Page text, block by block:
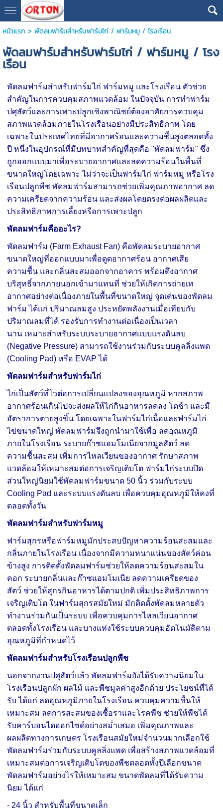
หน้าแรก > พัดลมฟาร์มสำหรับฟาร์มไก่ / ฟาร์มหมู / โรงเรือน
พัดลมฟาร์มสำหรับฟาร์มไก่ / ฟาร์มหมู / โรง
เรือน
พัดลมฟาร์มสำหรับฟาร์มไก่ ฟาร์มหมู และโรงเรือน ตัวช่วย
สำคัญในการควบคุมสภาพแวดล้อมในปัจจุบัน การทำฟาร์ม
ปศุสัตว์และการเพาะปลูกเชิงพาณิชย์ต้องอาศัยการควบคุม
สภาพแวดล้อมภายในโรงเรือนอย่างมีประสิทธิภาพ โดย
เฉพาะในประเทศไทยที่มีอากาศร้อนและความชื้นสูงตลอดทั้ง
ปี หนึ่งในอุปกรณ์ที่มีบทบาทสำคัญที่สุดคือ "พัดลมฟาร์ม" ซึ่ง
ถูกออกแบบมาเพื่อระบายอากาศและลดความร้อนในพื้นที่
ขนาดใหญ่โดยเฉพาะไม่ว่าจะเป็นฟาร์มไก่ ฟาร์มหมู หรือโรง
เรือนปลูกพืช พัดลมฟาร์มสามารถช่วยเพิ่มคุณภาพอากาศ ลด
ความเครียดจากความร้อน และส่งผลโดยตรงต่อผลผลิตและ
ประสิทธิภาพการเลี้ยงหรือการเพาะปลูก
พัดลมฟาร์มคืออะไร?
พัดลมฟาร์ม (Farm Exhaust Fan) คือพัดลมระบายอากาศ
ขนาดใหญ่ที่ออกแบบมาเพื่อดูดอากาศร้อน อากาศเสีย
ความชื้น และกลิ่นสะสมออกจากอาคาร พร้อมดึงอากาศ
บริสุทธิ์จากภายนอกเข้ามาแทนที่ ช่วยให้เกิดการถ่ายเท
อากาศอย่างต่อเนื่องภายในพื้นที่ขนาดใหญ่ จุดเด่นของพัดลม
ฟาร์ม ได้แก่ปริมาณลมสูงประหยัดพลังงานเมื่อเทียบกับ
ปริมาณลมที่ได้ รองรับการทำงานต่อเนื่องเป็นเวลา
นาน เหมาะสำหรับระบบระบายอากาศแบบแรงดันลบ
(Negative Pressure) สามารถใช้งานร่วมกับระบบคูลลิ่งแพด
(Cooling Pad) หรือ EVAP ได้
พัดลมฟาร์มสำหรับฟาร์มไก่
ไก่เป็นสัตว์ที่ไวต่อการเปลี่ยนแปลงของอุณหภูมิ หากสภาพ
อากาศร้อนเกินไปจะส่งผลให้ไก่กินอาหารลดลง โตช้า และมี
อัตราการตายสูงขึ้น โดยเฉพาะในฟาร์มไก่เนื้อและฟาร์มไก่
ไข่ขนาดใหญ่พัดลมฟาร์มจึงถูกนำมาใช้เพื่อ ลดอุณหภูมิ
ภายในโรงเรือน ระบายก๊าซแอมโมเนียจากมูลสัตว์ ลด
ความชื้นสะสม เพิ่มการไหลเวียนของอากาศ รักษาสภาพ
แวดล้อมให้เหมาะสมต่อการเจริญเติบโต ฟาร์มไก่ระบบปิด
ส่วนใหญ่นิยมใช้พัดลมฟาร์มขนาด 50 นิ้ว ร่วมกับระบบ
Cooling Pad และระบบแรงดันลบ เพื่อควบคุมอุณหภูมิให้คงที่
ตลอดทั้งวัน
พัดลมฟาร์มสำหรับฟาร์มหมู
ฟาร์มสุกรหรือฟาร์มหมูมักประสบปัญหาความร้อนสะสมและ
กลิ่นภายในโรงเรือน เนื่องจากมีความหนาแน่นของสัตว์ค่อน
ข้างสูง การติดตั้งพัดลมฟาร์มช่วยให้ลดความร้อนสะสมใน
คอก ระบายกลิ่นและก๊าซแอมโมเนีย ลดความเครียดของ
สัตว์ ช่วยให้สุกรกินอาหารได้ตามปกติ เพิ่มประสิทธิภาพการ
เจริญเติบโตในฟาร์มสุกรสมัยใหม่ มักติดตั้งพัดลมหลายตัว
ทำงานร่วมกันเป็นระบบ เพื่อควบคุมการไหลเวียนอากาศ
ตลอดทั้งโรงเรือน และบางแห่งใช้ระบบควบคุมอัตโนมัติตาม
อุณหภูมิที่กำหนดไว้
พัดลมฟาร์มสำหรับโรงเรือนปลูกพืช
นอกจากงานปศุสัตว์แล้ว พัดลมฟาร์มยังได้รับความนิยมใน
โรงเรือนปลูกผัก ผลไม้ และพืชมูลค่าสูงอีกด้วยประโยชน์ที่ได้
รับ ได้แก่ ลดอุณหภูมิภายในโรงเรือน ควบคุมความชื้นให้
เหมาะสม ลดการสะสมของเชื้อราและโรคพืช ช่วยให้พืชได้
รับคาร์บอนไดออกไซด์อย่างสม่ำเสมอ เพิ่มคุณภาพและ
ผลผลิตทางการเกษตรโรงเรือนสมัยใหม่จำนวนมากเลือกใช้
พัดลมฟาร์มร่วมกับระบบคูลลิ่งแพด เพื่อสร้างสภาพแวดล้อมที่
เหมาะสมต่อการเจริญเติบโตของพืชตลอดทั้งปีเลือกขนาด
พัดลมฟาร์มอย่างไรให้เหมาะสมขนาดพัดลมที่ได้รับความ
นิยม ได้แก่
- 24 นิ้ว สำหรับพื้นที่ขนาดเล็ก